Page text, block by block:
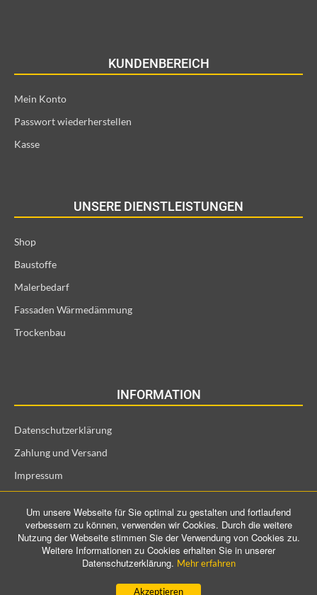
KUNDENBEREICH
Mein Konto
Passwort wiederherstellen
Kasse
UNSERE DIENSTLEISTUNGEN
Shop
Baustoffe
Malerbedarf
Fassaden Wärmedämmung
Trockenbau
INFORMATION
Datenschutzerklärung
Zahlung und Versand
Impressum
Widerrufsrecht für Verbraucher
©️ 2021 ProConTra GmbH. All Rights Reserved
Um unsere Webseite für Sie optimal zu gestalten und fortlaufend
verbessern zu können, verwenden wir Cookies. Durch die weitere
Nutzung der Webseite stimmen Sie der Verwendung von Cookies zu.
Weitere Informationen zu Cookies erhalten Sie in unserer
Datenschutzerklärung. Mehr erfahren
Akzeptieren